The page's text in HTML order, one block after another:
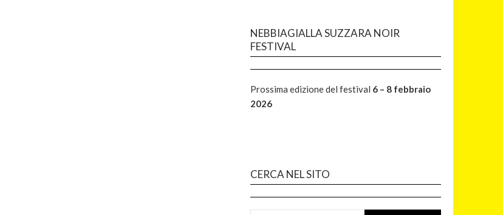
NEBBIAGIALLA SUZZARA NOIR
FESTIVAL
Prossima edizione del festival 6 – 8 febbraio
2026
CERCA NEL SITO